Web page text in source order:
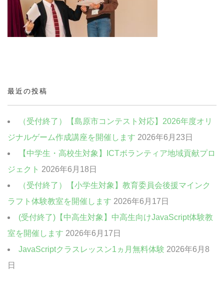
QUREO中級クラス
電子工作部
最近の投稿
（受付終了）【島原市コンテスト対応】2026年度オリ
ジナルゲーム作成講座を開催します 2026年6月23日
【中学生・高校生対象】ICTボランティア地域貢献プロ
ジェクト 2026年6月18日
（受付終了）【小学生対象】教育委員会後援マインク
ラフト体験教室を開催します 2026年6月17日
(受付終了)【中高生対象】中高生向けJavaScript体験教
室を開催します 2026年6月17日
JavaScriptクラスレッスン1ヵ月無料体験 2026年6月8
日